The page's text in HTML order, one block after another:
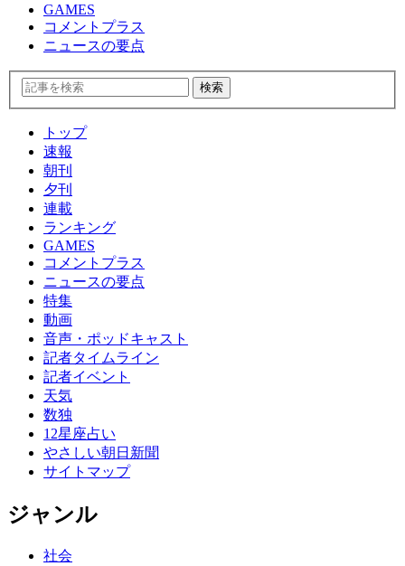
GAMES
コメントプラス
ニュースの要点
トップ
速報
朝刊
夕刊
連載
ランキング
GAMES
コメントプラス
ニュースの要点
特集
動画
音声・ポッドキャスト
記者タイムライン
記者イベント
天気
数独
12星座占い
やさしい朝日新聞
サイトマップ
ジャンル
社会